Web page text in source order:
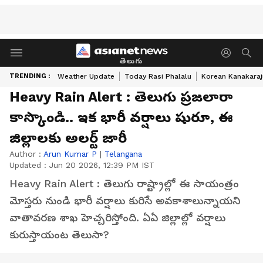
తెలుగు
TRENDING : Weather Update Today Rasi Phalalu Korean
Heavy Rain Alert : తెలుగు ప్రజలారా
కాస్కొండి.. ఇక భారీ వర్షాలు షురూ, ఈ
జిల్లాలకు అలర్ట్ జారీ
Author : Arun Kumar P | Telangana
Updated : Jun 20 2026, 12:39 PM IST
Heavy Rain Alert : తెలుగు రాష్ట్రాల్లో ఈ సాయంత్రం
మోస్తరు నుండి భారీ వర్షాలు కురిసే అవకాశాలున్నాయని
వాతావరణ శాఖ హెచ్చరిస్తోంది. ఏఏ జిల్లాల్లో వర్షాలు
కురుస్తాయంట తెలుసా?